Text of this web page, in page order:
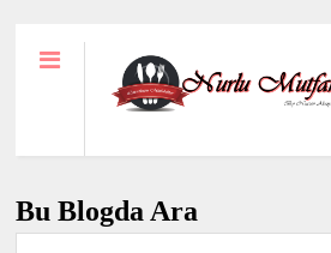
Bu Blogda Ara